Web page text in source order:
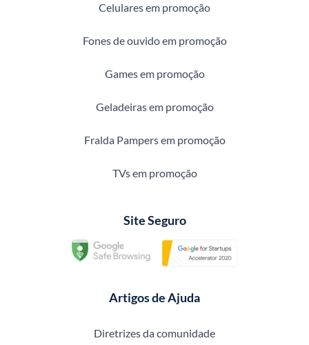
Celulares em promoção
Fones de ouvido em promoção
Games em promoção
Geladeiras em promoção
Fralda Pampers em promoção
TVs em promoção
Site Seguro
Artigos de Ajuda
Diretrizes da comunidade